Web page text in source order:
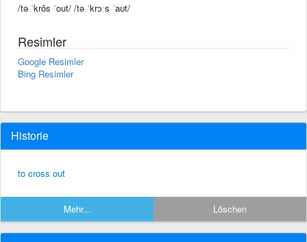
/tə ˈkrôs ˈout/ /tə ˈkrɔːs ˈaʊt/
Resimler
Google Resimler
Bing Resimler
Historie
to cross out
Mehr... Löschen